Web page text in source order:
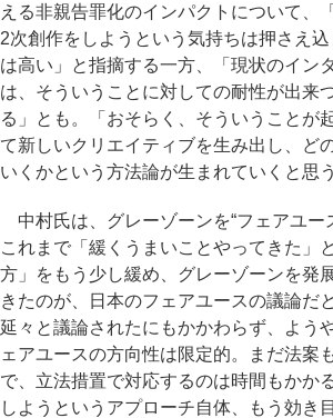
える非親告罪化のインパクトについて、
2次創作をしようという気持ちは押さえ
は高い」と指摘する一方、「現状のイン
は、そういうことに対しての耐性が出来
る」とも。「おそらく、そういうことが
て新しいクリエイティブを生み出し、ど
いくかという方法論が生まれていくと思
中村氏は、グレーゾーンを“フェアユー
これまで「緩くうまいことやってきた」
方」をもう少し緩め、グレーゾーンを発
きたのが、日本のフェアユースの議論だ
延々と議論されたにもかかわらず、よう
ェアユースの方向性は限定的。まだ法案
で、立法措置で対応するのは時間もかか
しようというアプローチ自体、もう効き